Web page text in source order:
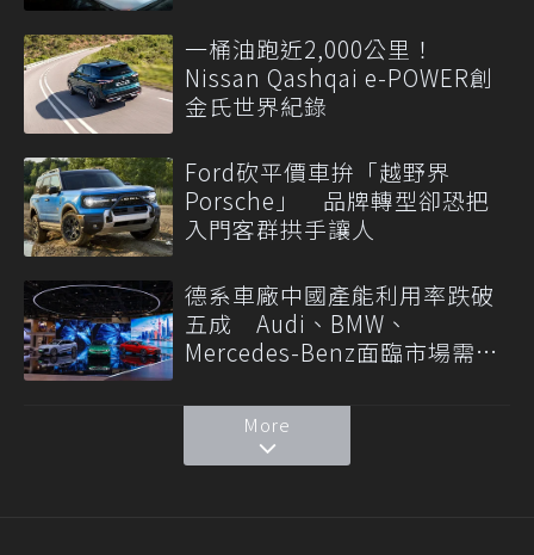
一桶油跑近2,000公里！
Nissan Qashqai e-POWER創
金氏世界紀錄
Ford砍平價車拚「越野界
Porsche」 品牌轉型卻恐把
入門客群拱手讓人
德系車廠中國產能利用率跌破
五成 Audi、BMW、
Mercedes-Benz面臨市場需求
More